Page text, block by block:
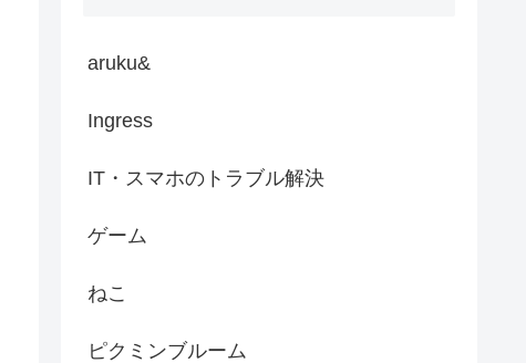
aruku&
Ingress
IT・スマホのトラブル解決
ゲーム
ねこ
ピクミンブルーム